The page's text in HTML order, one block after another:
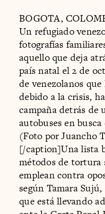
BOGOTA,
Un refugiado
fotografías
aquello que deja
país natal el 2 de
de venezolanos
debido a la crisis,
campaña detrás de
autobuses en
(Foto por Juancho
[/caption]Una lista
métodos de tortura
emplean contra
según Tamara
que está llevando